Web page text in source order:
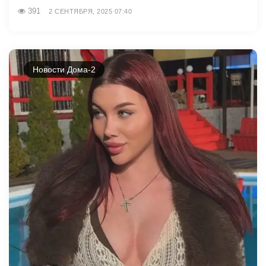
391 2 СЕНТЯБРЯ, 2025 07:40
Новости Дома-2